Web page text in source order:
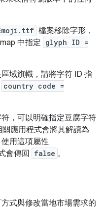
檔案移除字形，
中指定 glyph ID =
域旗幟，請將字符 ID 指
country code =
，可以明確指定豆腐字符
關應用程式會將其解讀為
使用這項屬性
會傳回 false 。
式與修改當地市場需求的